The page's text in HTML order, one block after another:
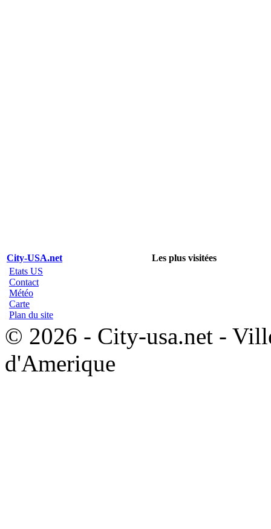
City-USA.net
Les plus visitées
Etats US
Contact
Météo
Carte
Plan du site
© 2026 - City-usa.net -
d'Amerique